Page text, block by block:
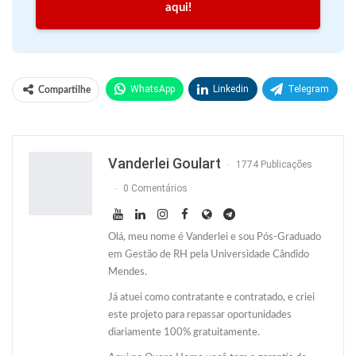
aqui!
Compartilhe WhatsApp Linkedin Telegram
Vanderlei Goulart 1774 Publicações
0 Comentários
Olá, meu nome é Vanderlei e sou Pós-Graduado
em Gestão de RH pela Universidade Cândido
Mendes.
Já atuei como contratante e contratado, e criei
este projeto para repassar oportunidades
diariamente 100% gratuitamente.